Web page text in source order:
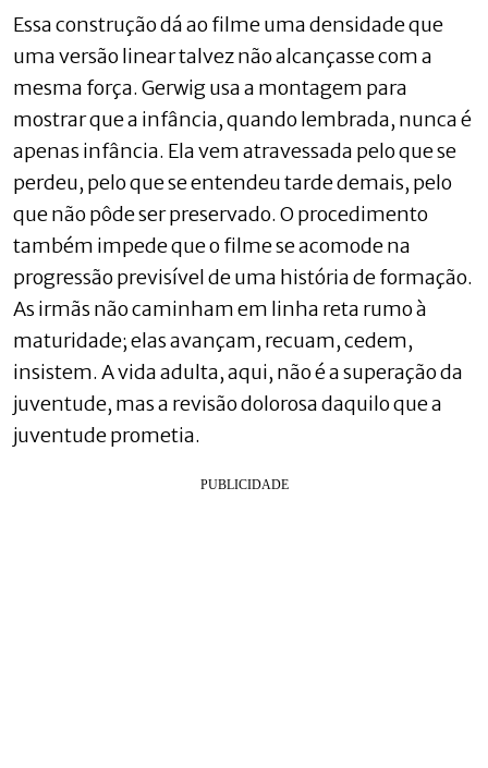
Essa construção dá ao filme uma densidade que
uma versão linear talvez não alcançasse com a
mesma força. Gerwig usa a montagem para
mostrar que a infância, quando lembrada, nunca é
apenas infância. Ela vem atravessada pelo que se
perdeu, pelo que se entendeu tarde demais, pelo
que não pôde ser preservado. O procedimento
também impede que o filme se acomode na
progressão previsível de uma história de formação.
As irmãs não caminham em linha reta rumo à
maturidade; elas avançam, recuam, cedem,
insistem. A vida adulta, aqui, não é a superação da
juventude, mas a revisão dolorosa daquilo que a
juventude prometia.